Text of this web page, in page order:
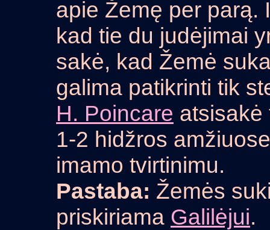
apie Žemę per parą.
kad tie du judėjimai
sakė, kad Žemė
galima patikrinti tik
H. Poincare atsisakė
1-2 hidžros
imamo tvirtinimu.
Pastaba: Žemės
priskiriama Galilėjui.